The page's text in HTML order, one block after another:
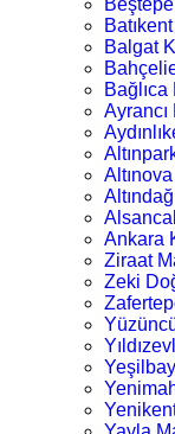
Balgat
Ankara
Ziraat
Zeki